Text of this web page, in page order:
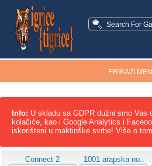
PRIKAŽI
Info: U skladu sa GDPR dužni smo Vas
kolačiće, kao i Google Analytics i
iskorišteni u maktinške svrhe! Više o
Connect 2 1001 arapska no..